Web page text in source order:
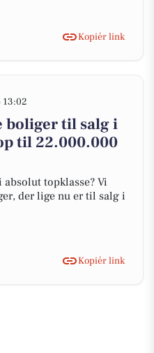
Kopiér link
13:02
boliger til salg i
til 22.000.000
topklasse? Vi
der lige nu er til salg i
Kopiér link